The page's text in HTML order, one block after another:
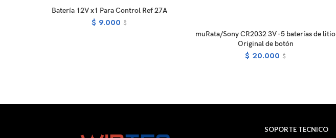
ADD TO CART
Batería 12V x1 Para Control Ref 27A
$ 9.000 $
ADD TO CART
muRata/Sony CR2032 3V -5 baterías de litio
Original de botón
$ 20.000 $
SOPORTE TECNICO